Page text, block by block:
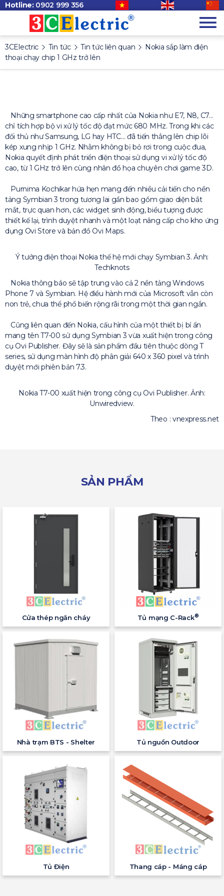
Hotline: 0902 999 356
3CElectric Tin tức Tin tức liên quan
Nokia sắp làm điện
thoại chạy chip 1 GHz trở lên
Những smartphone cao cấp nhất của Nokia như E7, N8, C7…
chỉ tích hợp bộ vi xử lý tốc độ đạt mức 680 MHz. Trong khi các
đối thủ như Samsung, LG hay HTC… đã tiến thẳng lên chip lõi
kép xung nhịp 1 GHz. Nhằm không bị bỏ rơi trong cuộc đua,
Nokia quyết định phát triển điện thoại sử dụng vi xử lý tốc độ
cao, từ 1 GHz trở lên cùng nhân đồ họa chuyên chơi game 3D.
Purnima Kochikar hứa hẹn mang đến nhiều cải tiến cho nền
tảng Symbian 3 trong tương lai gần bao gồm giao diện bắt
mắt, trực quan hơn, các widget sinh động, biểu tượng được
thiết kế lại, trình duyệt nhanh và một loạt nâng cấp cho kho ứng
dụng Ovi Store và bản đồ Ovi Maps.
Ý tưởng điện thoại Nokia thế hệ mới chạy Symbian 3. Ảnh:
Techknots
Nokia thông báo sẽ tập trung vào cả 2 nền tảng Windows
Phone 7 và Symbian. Hệ điều hành mới của Microsoft vẫn còn
non trẻ, chưa thể phổ biến rộng rãi trong một thời gian ngắn.
Cũng liên quan đến Nokia, cấu hình của một thiết bị bí ẩn
mang tên T7-00 sử dụng Symbian 3 vừa xuất hiện trong công
cụ Ovi Publisher. Đây sẽ là sản phẩm đầu tiên thuộc dòng T
series, sử dụng màn hình độ phân giải 640 x 360 pixel và trình
duyệt mới phiên bản 7.3.
Nokia T7-00 xuất hiện trong công cụ Ovi Publisher. Ảnh:
Unwiredview.
Theo : vnexpress.net
SẢN PHẨM
Cửa thép ngăn cháy Tủ mạng C-Rack®
Nhà trạm BTS - Shelter Tủ nguồn Outdoor
Tủ Điện Thang cáp - Máng cáp